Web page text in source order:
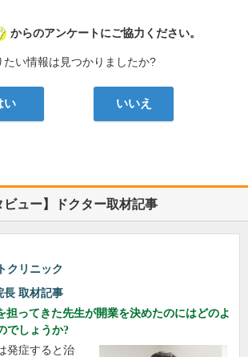
病院なび
からのアンケートにご協力ください。
たい情報は見つかりましたか?
い いいえ
ビュー】ドクター取材記事
クリニック
長 取材記事
ってきた先生が開業を決めたのにはどのよ
でしょうか?
発症すると治